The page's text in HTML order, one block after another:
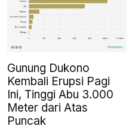
Gunung Dukono
Kembali Erupsi Pagi
Ini, Tinggi Abu 3.000
Meter dari Atas
Puncak